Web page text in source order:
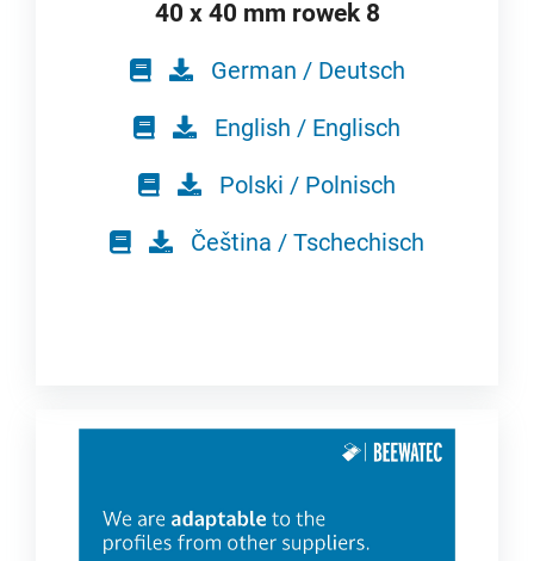
40 x 40 mm rowek 8
German / Deutsch
English / Englisch
Polski / Polnisch
Čeština / Tschechisch